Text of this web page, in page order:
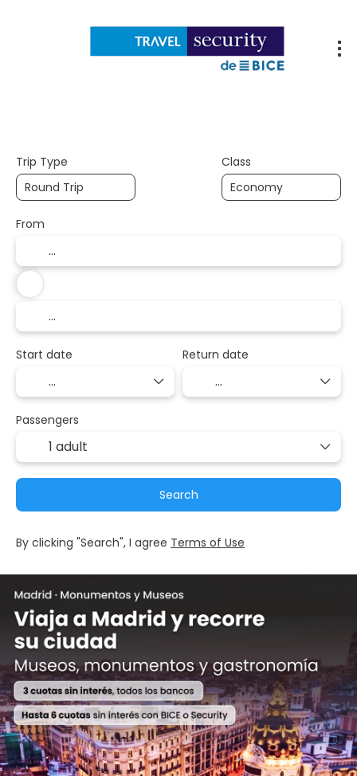
Trip Type Class
From
To
Start date Return date
Passengers
1 adult
Search
By clicking "Search", I agree Terms of Use